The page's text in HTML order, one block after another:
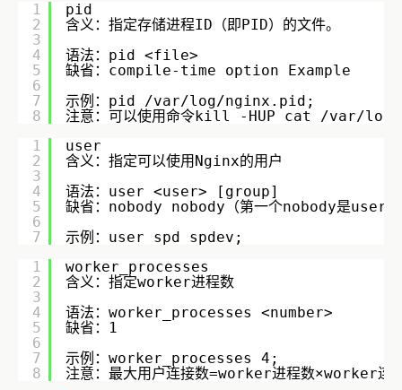
1
2
3
4
5
6
7
8
pid
含义：指定存储进程ID（即PID）的文件。
语法：pid <file>
缺省：compile-time option Example
示例：pid /var/log/nginx.pid;
注意：可以使用命令kill -HUP cat /var/log/
1
2
3
4
5
6
7
user
含义：指定可以使用Nginx的用户
语法：user <user> [group]
缺省：nobody nobody（第一个nobody是
示例：user spd spdev;
1
2
3
4
5
6
7
8
worker_processes
含义：指定worker进程数
语法：worker_processes <number>
缺省：1
示例：worker_processes 4;
注意：最大用户连接数=worker进程数